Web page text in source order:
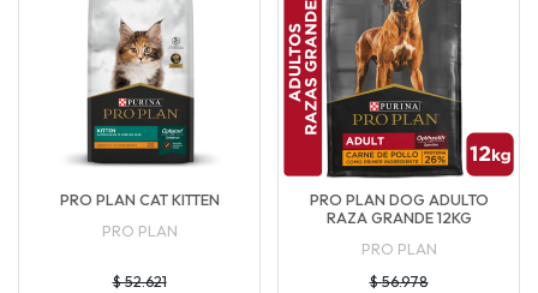
PRO PLAN CAT KITTEN
PRO PLAN
$ 52.621
PRO PLAN DOG ADULTO
RAZA GRANDE 12KG
PRO PLAN
$ 56.978